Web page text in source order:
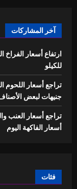
آخر المشاركات
للكيلو
جنيهات لبعض
تراجع أسعار العنب
أسعار الفاكهة اليوم
فئات